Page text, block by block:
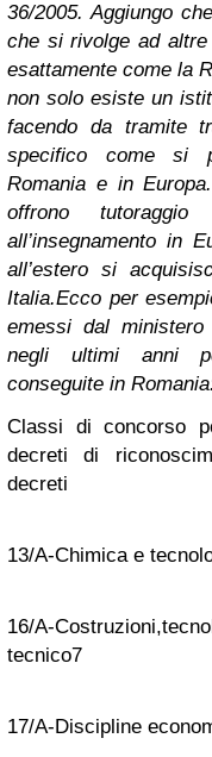
36/2005.Aggiungo
che si rivolge ad altre
esattamente come la
non solo esiste un
facendo da tramite
specifico come si
Romania e in
offrono tutoraggio
all’insegnamento in
all’estero si
Italia.Ecco per
emessi dal
negli ultimi anni
conseguite in
Classi di concorso
decreti di
decreti
13/A-Chimica e
16/A-
tecnico7
17/A-Discipline